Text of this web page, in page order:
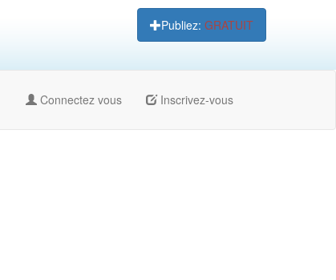
Publiez: GRATUIT
Connectez vous Inscrivez-vous